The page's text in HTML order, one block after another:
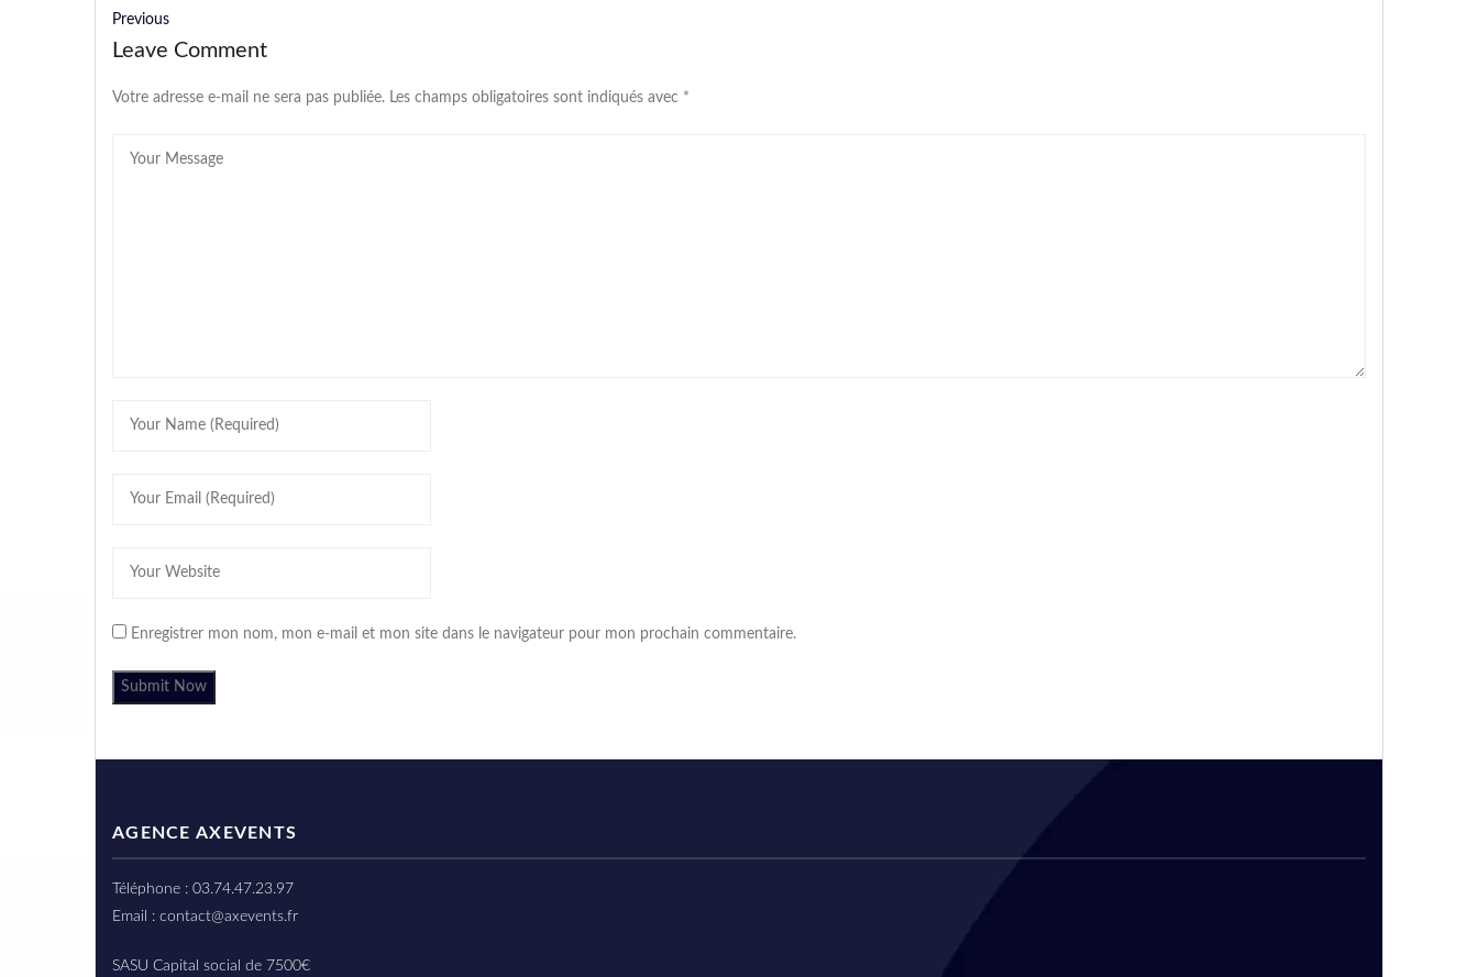
Previous
Leave Comment
Votre adresse e-mail ne sera pas publiée. Les champs obligatoires sont indiqués avec *
Enregistrer mon nom, mon e-mail et mon site dans le navigateur pour mon prochain commentaire.
AGENCE AXEVENTS
Téléphone : 03.74.47.23.97
Email : contact@axevents.fr
SASU Capital social de 7500€